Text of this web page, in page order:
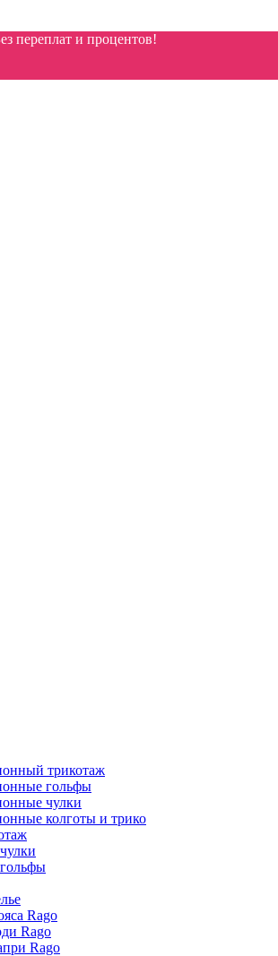
переплат и процентов!
трикотаж
гольфы
чулки
колготы и трико
Rago
Rago
Rago